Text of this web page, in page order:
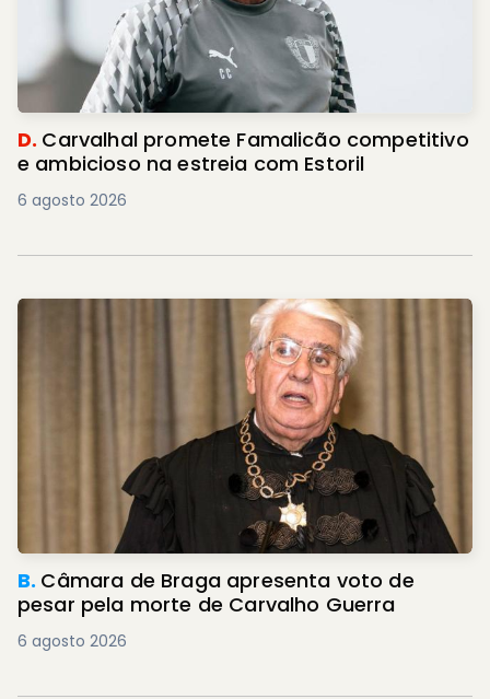
D. Carvalhal promete Famalicão competitivo
e ambicioso na estreia com Estoril
6 agosto 2026
B. Câmara de Braga apresenta voto de
pesar pela morte de Carvalho Guerra
6 agosto 2026